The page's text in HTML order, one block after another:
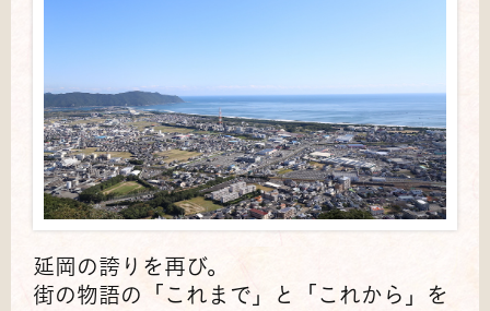
延岡の誇りを再び。
街の物語の「これまで」と「これから」を